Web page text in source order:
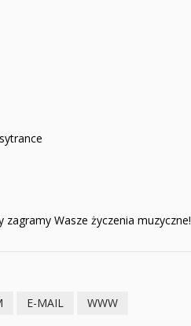
Wasze życzenia muzyczne!
E-MAIL WWW